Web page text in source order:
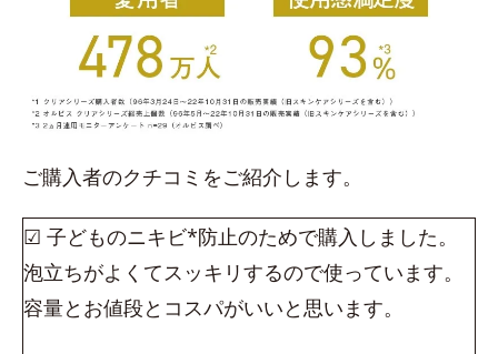
ご購入者のクチコミをご紹介します。
☑ 子どものニキビ*防止のためで購入しました。
泡立ちがよくてスッキリするので使っています。
容量とお値段とコスパがいいと思います。